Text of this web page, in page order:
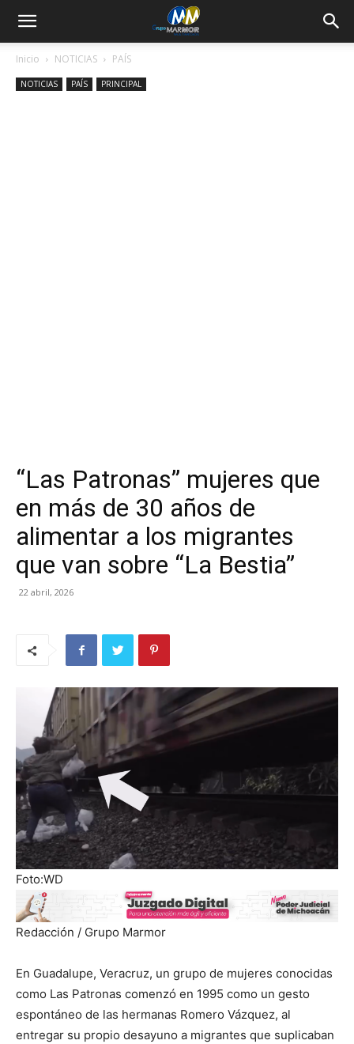
Inicio NOTICIAS PAÍS
NOTICIAS PAÍS PRINCIPAL
“Las Patronas” mujeres que
en más de 30 años de
alimentar a los migrantes
que van sobre “La Bestia”
22 abril, 2026
Foto:WD
Redacción / Grupo Marmor
En Guadalupe, Veracruz, un grupo de mujeres conocidas
como Las Patronas comenzó en 1995 como un gesto
espontáneo de las hermanas Romero Vázquez, al
entregar su propio desayuno a migrantes que suplicaban